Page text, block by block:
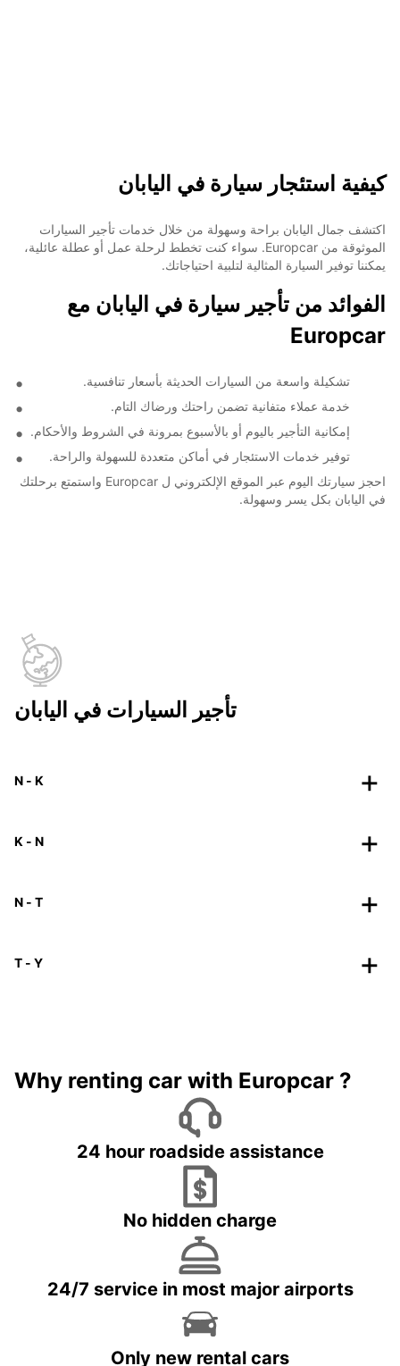
كيفية استئجار سيارة في اليابان
اكتشف جمال اليابان براحة وسهولة من خلال خدمات تأجير السيارات
الموثوقة من Europcar. سواء كنت تخطط لرحلة عمل أو عطلة عائلية،
يمكننا توفير السيارة المثالية لتلبية احتياجاتك.
الفوائد من تأجير سيارة في اليابان مع
Europcar
تشكيلة واسعة من السيارات الحديثة بأسعار تنافسية.
خدمة عملاء متفانية تضمن راحتك ورضاك التام.
إمكانية التأجير باليوم أو بالأسبوع بمرونة في الشروط والأحكام.
توفير خدمات الاستئجار في أماكن متعددة للسهولة والراحة.
احجز سيارتك اليوم عبر الموقع الإلكتروني ل Europcar واستمتع برحلتك
في اليابان بكل يسر وسهولة.
تأجير السيارات في اليابان
N - K
K - N
N - T
T - Y
Why renting car with Europcar ?
24 hour roadside assistance
No hidden charge
24/7 service in most major airports
Only new rental cars